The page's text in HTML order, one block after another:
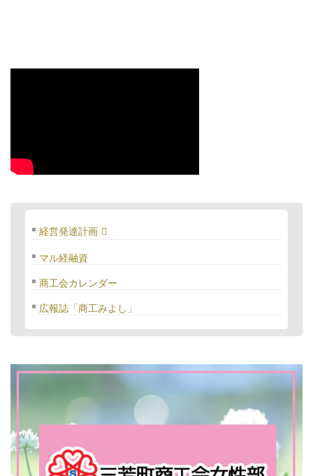
経営発達計画
マル経融資
商工会カレンダー
広報誌「商工みよし」